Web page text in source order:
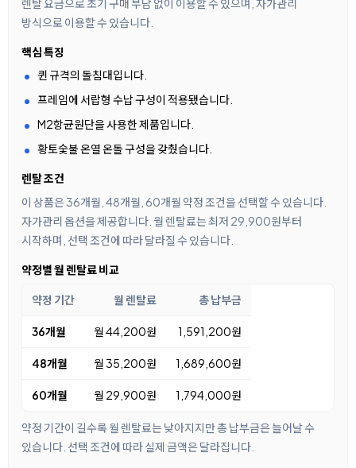
렌탈 요금으로 초기 구매 부담 없이 이용할 수 있으며, 자가관리
방식으로 이용할 수 있습니다.
핵심 특징
퀸 규격의 돌침대입니다.
프레임에 서랍형 수납 구성이 적용됐습니다.
M2항균원단을 사용한 제품입니다.
황토숯불 온열 온돌 구성을 갖췄습니다.
렌탈 조건
이 상품은 36개월, 48개월, 60개월 약정 조건을 선택할 수 있습니다.
자가관리 옵션을 제공합니다. 월 렌탈료는 최저 29,900원부터
시작하며, 선택 조건에 따라 달라질 수 있습니다.
약정별 월 렌탈료 비교
약정 기간 월 렌탈료 총 납부금
36개월 월 44,200원 1,591,200원
48개월 월 35,200원 1,689,600원
60개월 월 29,900원 1,794,000원
약정 기간이 길수록 월 렌탈료는 낮아지지만 총 납부금은 늘어날 수
있습니다. 선택 조건에 따라 실제 금액은 달라집니다.